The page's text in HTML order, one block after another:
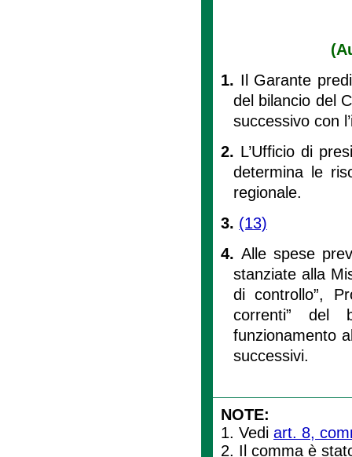
1. Il Garante
del bilancio del
successivo con
2. L’Ufficio di
determina le
regionale.
3. (13)
4. Alle spese
stanziate alla
di controllo”,
correnti” del
funzionamento
successivi.
NOTE:
1. Vedi art. 8,
2. Il comma è